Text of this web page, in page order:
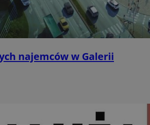
najemców w Galerii